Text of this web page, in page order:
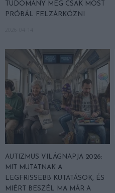
TUDOMÁNY MÉG CSAK MOST
PRÓBÁL FELZÁRKÓZNI
AUTIZMUS VILÁGNAPJA 2026:
MIT MUTATNAK A
LEGFRISSEBB KUTATÁSOK, ÉS
MIÉRT BESZÉL MA MÁR A